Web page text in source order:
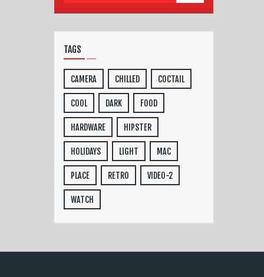
TAGS
CAMERA CHILLED COCTAIL
COOL DARK FOOD
HARDWARE HIPSTER
HOLIDAYS LIGHT MAC
PLACE RETRO VIDEO-2
WATCH